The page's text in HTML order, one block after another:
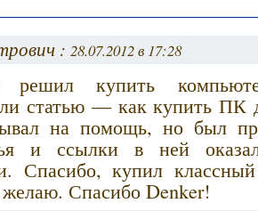
:28.07.2012 в 17:28
купить
статью — как купить ПК
на помощь, но был
и ссылки в ней
Спасибо, купил
желаю. Спасибо Denker!